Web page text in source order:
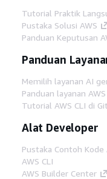
Tutorial Praktik
Pustaka Solusi AWS
Panduan Keputusan
Panduan
Memilih layanan AI
Panduan layanan AWS
Tutorial AWS CLI di
Alat Developer
Pustaka Contoh Kode
AWS CLI
AWS Builder Center